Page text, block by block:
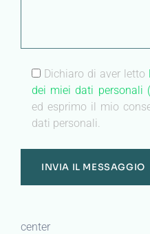
Dichiaro di aver letto
dei miei dati personali
ed esprimo il mio
dati personali.
center